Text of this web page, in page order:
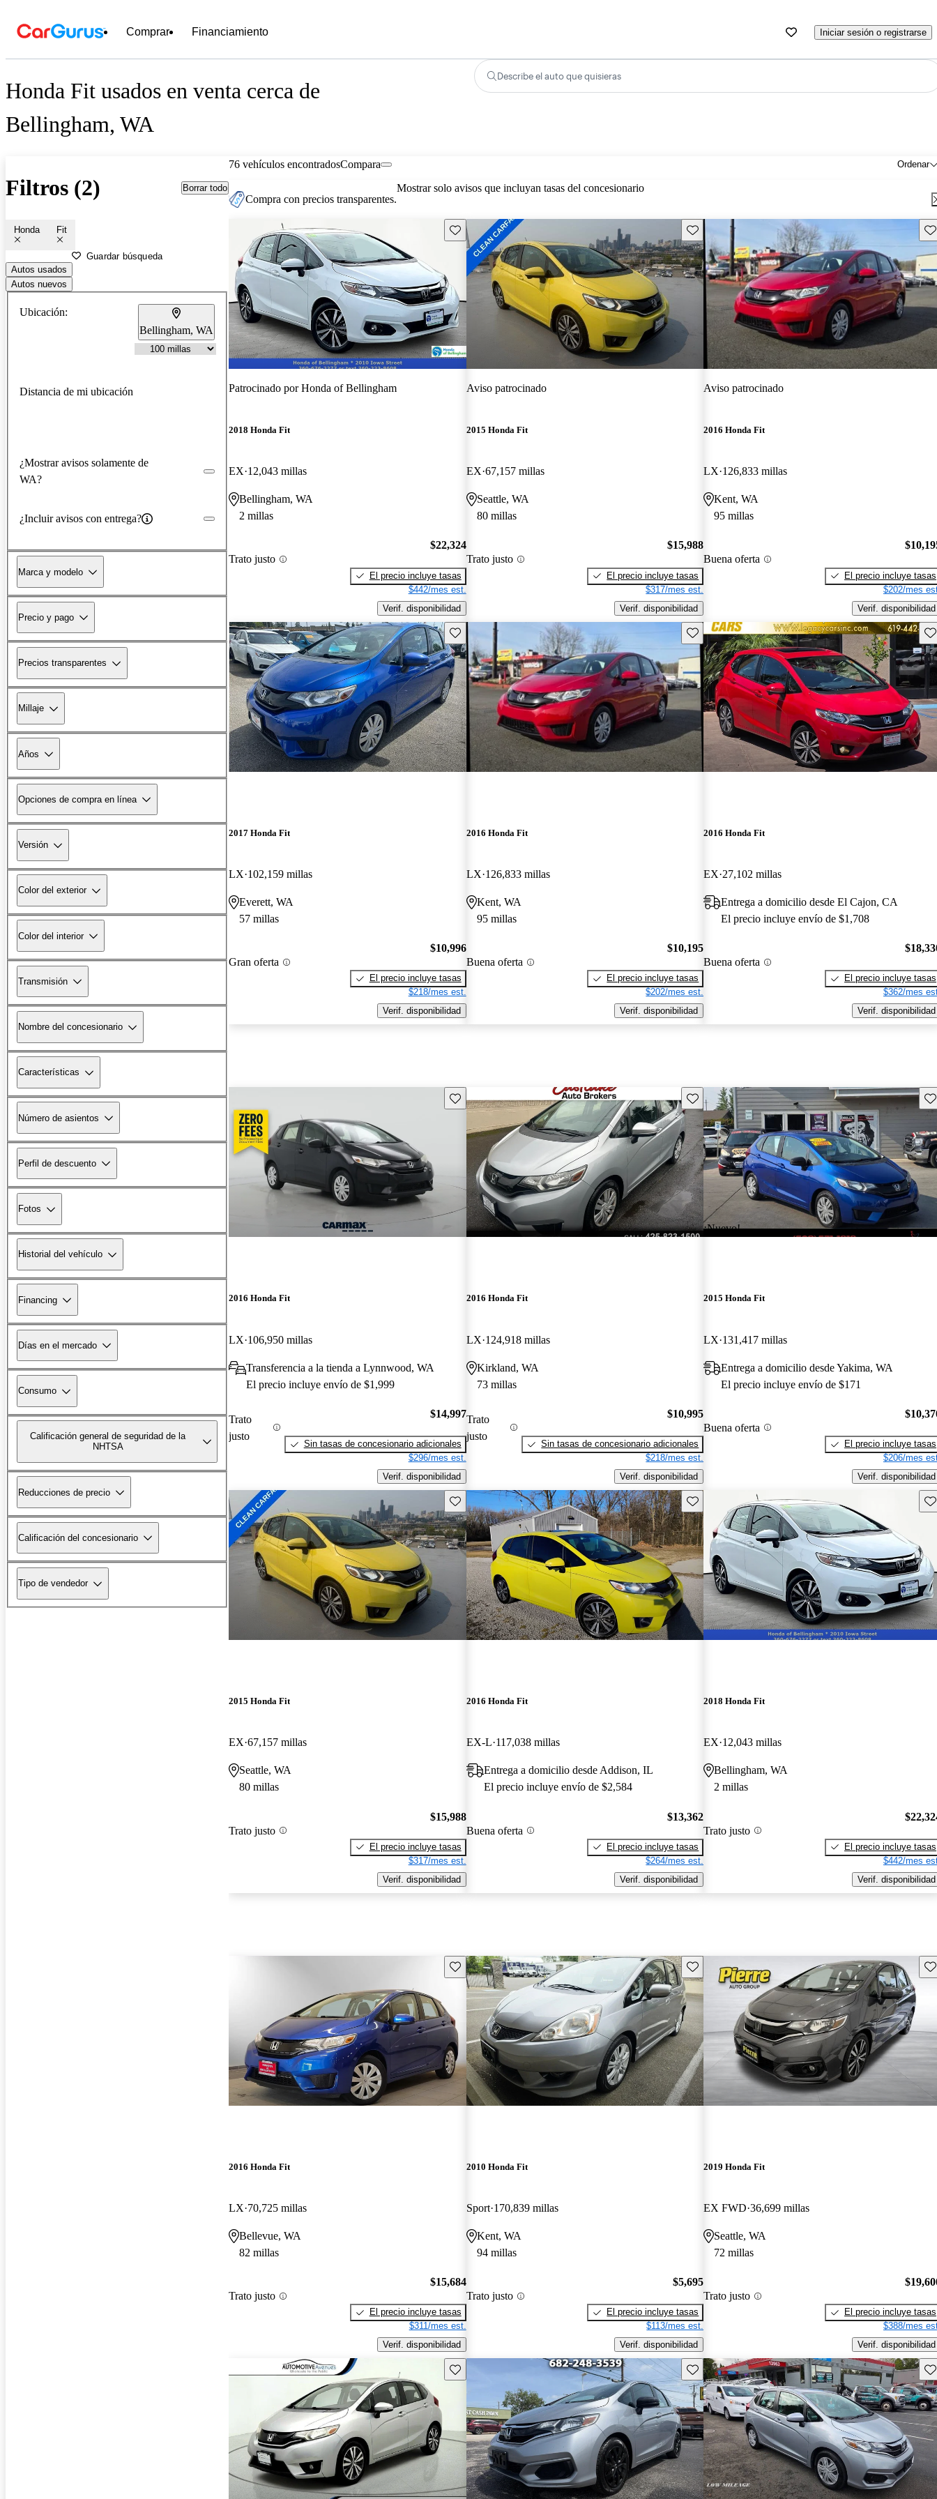
Comprar Financiamiento Iniciar sesión o registrarse
Honda Fit usados en venta cerca de
Bellingham, WA
Describe el auto que quisieras
Filtros (2) Borrar todo
Honda Fit
Guardar búsqueda
Autos usados
Autos nuevos
Ubicación:
Bellingham, WA
Distancia de mi ubicación
¿Mostrar avisos solamente de
WA?
¿Incluir avisos con entrega?
Marca y modelo
Precio y pago
Precios transparentes
Millaje
Años
Opciones de compra en línea
Versión
Color del exterior
Color del interior
Transmisión
Nombre del concesionario
Características
Número de asientos
Perfil de descuento
Fotos
Historial del vehículo
Financing
Días en el mercado
Consumo
Calificación general de seguridad de la
NHTSA
Reducciones de precio
Calificación del concesionario
Tipo de vendedor
76 vehículos encontrados Ordenar
Compara
Compra con precios transparentes.
Mostrar solo avisos que incluyan tasas del concesionario
Guarda este Aviso
Patrocinado porHonda of Bellingham
2018 Honda Fit
EX 12,043 millas
Bellingham, WA
2 millas
Trato justo
$22,324
El precio incluye tasas
$442/mes est.
Verif. disponibilidad
Guarda este Aviso
Aviso patrocinado
2015 Honda Fit
EX 67,157 millas
Seattle, WA
80 millas
Trato justo
$15,988
El precio incluye tasas
$317/mes est.
Verif. disponibilidad
Aviso patrocinado
2016 Honda Fit
LX 126,833 millas
Kent, WA
95 millas
Buena oferta
El precio incluye tasas
$202/mes
Verif. disponibilidad
Guarda este Aviso
2017 Honda Fit
LX 102,159 millas
Everett, WA
57 millas
Gran oferta
$10,996
El precio incluye tasas
$218/mes est.
Verif. disponibilidad
Guarda este Aviso
2016 Honda Fit
LX 126,833 millas
Kent, WA
95 millas
Buena oferta
$10,195
El precio incluye tasas
$202/mes est.
Verif. disponibilidad
2016 Honda Fit
EX 27,102 millas
Entrega a domicilio desde El Cajon, CA
El precio incluye envío de $1,708
Buena oferta
El precio incluye tasas
$362/mes
Verif. disponibilidad
Guarda este Aviso
2016 Honda Fit
LX 106,950 millas
Transferencia a la tienda a Lynnwood, WA
El precio incluye envío de $1,999
Trato
justo
$14,997
Sin tasas de concesionario adicionales
$296/mes est.
Verif. disponibilidad
Guarda este Aviso
2016 Honda Fit
LX 124,918 millas
Kirkland, WA
73 millas
Trato
justo
$10,995
Sin tasas de concesionario adicionales
$218/mes est.
Verif. disponibilidad
¡Nuevo!
2015 Honda Fit
LX 131,417 millas
Entrega a domicilio desde Yakima, WA
El precio incluye envío de $171
Buena oferta
El precio incluye tasas
$206/mes
Verif. disponibilidad
Guarda este Aviso
2015 Honda Fit
EX 67,157 millas
Seattle, WA
80 millas
Trato justo
$15,988
El precio incluye tasas
$317/mes est.
Verif. disponibilidad
Guarda este Aviso
2016 Honda Fit
EX-L 117,038 millas
Entrega a domicilio desde Addison, IL
El precio incluye envío de $2,584
Buena oferta
$13,362
El precio incluye tasas
$264/mes est.
Verif. disponibilidad
2018 Honda Fit
EX 12,043 millas
Bellingham, WA
2 millas
Trato justo
El precio incluye tasas
$442/mes
Verif. disponibilidad
Guarda este Aviso
2016 Honda Fit
LX 70,725 millas
Bellevue, WA
82 millas
Trato justo
$15,684
El precio incluye tasas
$311/mes est.
Verif. disponibilidad
Guarda este Aviso
2010 Honda Fit
Sport 170,839 millas
Kent, WA
94 millas
Trato justo
$5,695
El precio incluye tasas
$113/mes est.
Verif. disponibilidad
2019 Honda Fit
EX FWD 36,699 millas
Seattle, WA
72 millas
Trato justo
El precio incluye tasas
$388/mes
Verif. disponibilidad
Guarda este Aviso Guarda este Aviso